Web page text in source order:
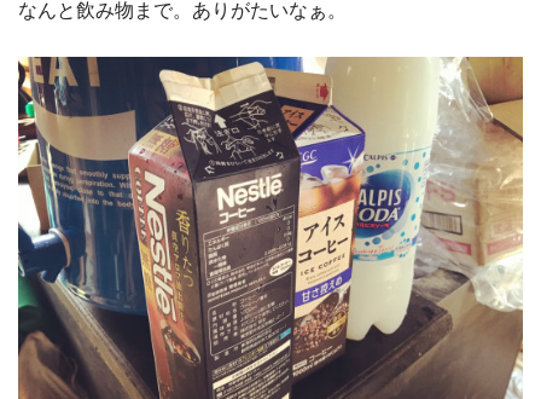
なんと飲み物まで。ありがたいなぁ。